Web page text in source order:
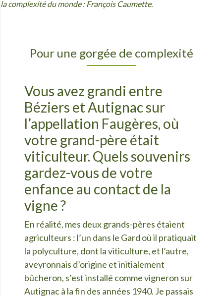
la complexité du monde : François Caumette.
Pour une gorgée de complexité
Vous avez grandi entre
Béziers et Autignac sur
l’appellation Faugères, où
votre grand-père était
viticulteur. Quels souvenirs
gardez-vous de votre
enfance au contact de la
vigne ?
En réalité, mes deux grands-pères étaient
agriculteurs : l’un dans le Gard où il pratiquait
la polyculture, dont la viticulture, et l’autre,
aveyronnais d’origine et initialement
bûcheron, s’est installé comme vigneron sur
Autignac à la fin des années 1940. Je passais